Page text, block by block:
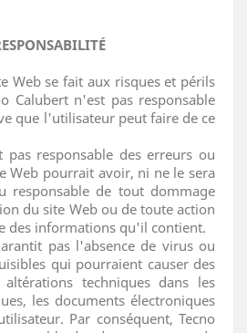
Web se fait aux risques et périls
Calubert n'est pas responsable
que l'utilisateur peut faire de ce
pas responsable des erreurs ou
Web pourrait avoir, ni ne le sera
responsable de tout dommage
du site Web ou de toute action
des informations qu'il contient.
pas l'absence de virus ou
qui pourraient causer des
techniques dans les
les documents électroniques
Par conséquent, Tecno